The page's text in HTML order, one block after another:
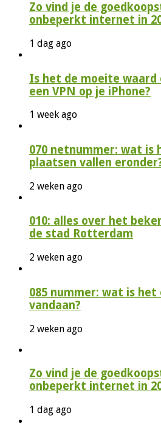
Zo vind je de
onbeperkt internet in
1 dag ago
Is het de moeite
een VPN op je iPhone?
1 week ago
070 netnummer: wat is
plaatsen vallen
2 weken ago
010: alles over het
de stad Rotterdam
2 weken ago
085 nummer: wat is
vandaan?
2 weken ago
Zo vind je de
onbeperkt internet in
1 dag ago